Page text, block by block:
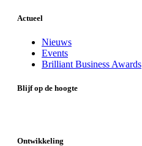
Actueel
Nieuws
Events
Brilliant Business Awards
Blijf op de hoogte
Ontwikkeling